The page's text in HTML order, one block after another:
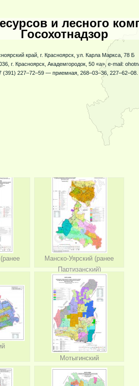
и лесного
Госохотнадзор
край, г. Красноярск, ул. Карла Маркса, 78 Б
г. Красноярск, Академгородок, 50 «а», e-mail:
(391) 227–72–59 — приемная, 268–03–36, 227–62–08.
Манско-Уярский (ранее
Партизанский)
Мотыгинский